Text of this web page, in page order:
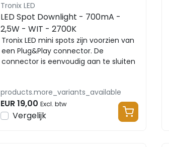
Tronix LED
LED Spot Downlight - 700mA -
2,5W - WIT - 2700K
Tronix LED mini spots zijn voorzien van
een Plug&Play connector. De
connector is eenvoudig aan te sluiten
products.more_variants_available
EUR 19,00 Excl. btw
Vergelijk